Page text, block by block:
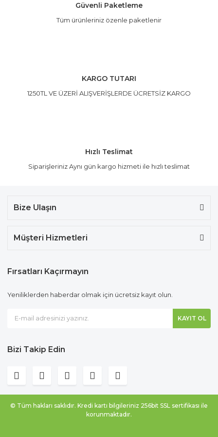
Güvenli Paketleme
Tüm ürünleriniz özenle paketlenir
KARGO TUTARI
1250TL VE ÜZERİ ALIŞVERİŞLERDE ÜCRETSİZ KARGO
Hızlı Teslimat
Siparişleriniz Aynı gün kargo hizmeti ile hızlı teslimat
Bize Ulaşın
Müşteri Hizmetleri
Fırsatları Kaçırmayın
Yeniliklerden haberdar olmak için ücretsiz kayıt olun.
KAYIT OL
Bizi Takip Edin
© Tüm hakları saklıdır. Kredi kartı bilgileriniz 256bit SSL sertifikası ile
korunmaktadır.